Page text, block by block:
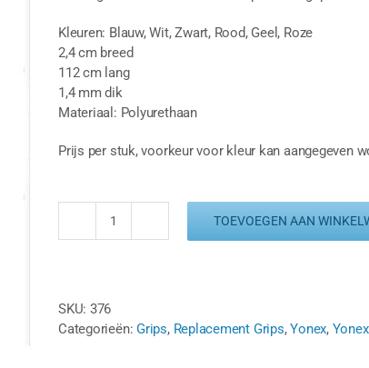
Kleuren: Blauw, Wit, Zwart, Rood, Geel, Roze
2,4 cm breed
112 cm lang
1,4 mm dik
Materiaal: Polyurethaan
Prijs per stuk, voorkeur voor kleur kan aangegeven
YONEX
-
TOEVOEGEN AAN
SKU: 376
Categorieën:Grips, Replacement Grips,Yonex,